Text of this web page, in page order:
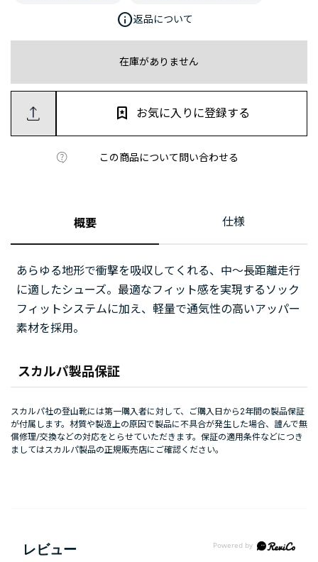
在庫がありません
この商品について問い合わせる
お気に入りに登録する
info返品について
概要 仕様
あらゆる地形で衝撃を吸収してくれる、中～長距離走行
に適したシューズ。最適なフィット感を実現するソック
フィットシステムに加え、軽量で通気性の高いアッパー
素材を採用。
スカルパ製品保証
スカルパ社の登山靴には第一購入者に対して、ご購入日から2年間の製品保証
が付属します。材質や製造上の原因で製品に不具合が発生した場合、謹んで無
償修理/交換などの対応をとらせていただきます。保証の適用条件などにつき
ましてはスカルパ製品の正規販売店にご確認ください。
レビュー